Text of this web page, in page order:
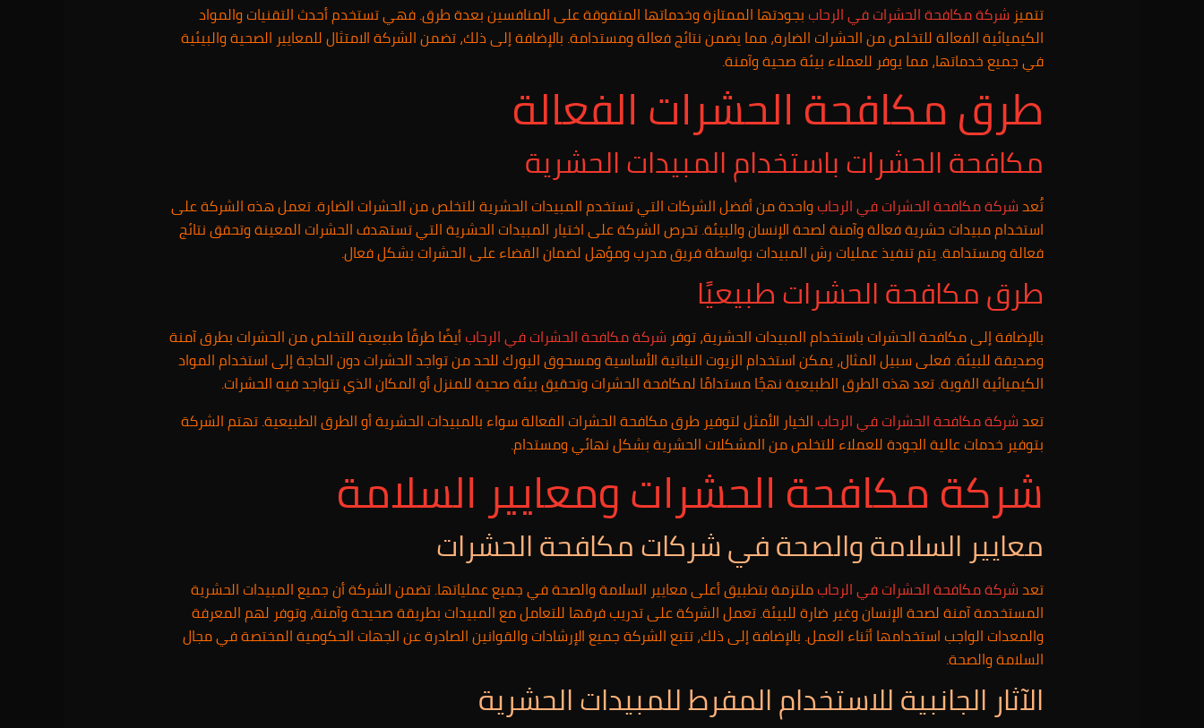
تتميز شركة مكافحة الحشرات في الرحاب بجودتها الممتازة وخدماتها المتفوقة على المنافسين بعدة طرق. فهي تستخدم أحدث التقنيات والمواد
الكيميائية الفعالة للتخلص من الحشرات الضارة، مما يضمن نتائج فعالة ومستدامة. بالإضافة إلى ذلك، تضمن الشركة الامتثال للمعايير الصحية والبيئية
في جميع خدماتها، مما يوفر للعملاء بيئة صحية وآمنة.
طرق مكافحة الحشرات الفعالة
مكافحة الحشرات باستخدام المبيدات الحشرية
تُعدشركة مكافحة الحشرات في الرحابواحدة من أفضل الشركات التي تستخدم المبيدات الحشرية للتخلص من الحشرات الضارة. تعمل هذه الشركة على
استخدام مبيدات حشرية فعالة وآمنة لصحة الإنسان والبيئة. تحرص الشركة على اختيار المبيدات الحشرية التي تستهدف الحشرات المعينة وتحقق نتائج
فعالة ومستدامة. يتم تنفيذ عمليات رش المبيدات بواسطة فريق مدرب ومؤهل لضمان القضاء على الحشرات بشكل فعال.
طرق مكافحة الحشرات طبيعيًا
بالإضافة إلى مكافحة الحشرات باستخدام المبيدات الحشرية، توفر شركة مكافحة الحشرات في الرحابأيضًا طرقًا طبيعية للتخلص من الحشرات بطرق آمنة
وصديقة للبيئة. فعلى سبيل المثال، يمكن استخدام الزيوت النباتية الأساسية ومسحوق البورك للحد من تواجد الحشرات دون الحاجة إلى استخدام المواد
الكيميائية القوية. تعد هذه الطرق الطبيعية نهجًا مستدامًا لمكافحة الحشرات وتحقيق بيئة صحية للمنزل أو المكان الذي تتواجد فيه الحشرات.
تعدشركة مكافحة الحشرات في الرحاب الخيار الأمثل لتوفير طرق مكافحة الحشرات الفعالة سواء بالمبيدات الحشرية أو الطرق الطبيعية. تهتم الشركة
بتوفير خدمات عالية الجودة للعملاء للتخلص من المشكلات الحشرية بشكل نهائي ومستدام.
شركة مكافحة الحشرات ومعايير السلامة
معايير السلامة والصحة في شركات مكافحة الحشرات
تعدشركة مكافحة الحشرات في الرحابملتزمة بتطبيق أعلى معايير السلامة والصحة في جميع عملياتها. تضمن الشركة أن جميع المبيدات الحشرية
المستخدمة آمنة لصحة الإنسان وغير ضارة للبيئة. تعمل الشركة على تدريب فرقها للتعامل مع المبيدات بطريقة صحيحة وآمنة، وتوفر لهم المعرفة
والمعدات الواجب استخدامها أثناء العمل. بالإضافة إلى ذلك، تتبع الشركة جميع الإرشادات والقوانين الصادرة عن الجهات الحكومية المختصة في مجال
السلامة والصحة.
الآثار الجانبية للاستخدام المفرط للمبيدات الحشرية